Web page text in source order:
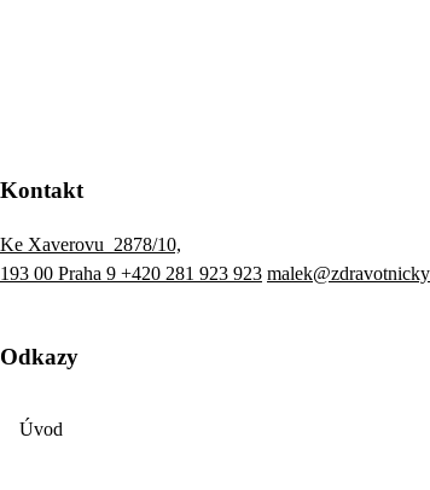
Kontakt
Ke Xaverovu 2878/10,
193 00 Praha 9 +420 281 923 923
Odkazy
Úvod